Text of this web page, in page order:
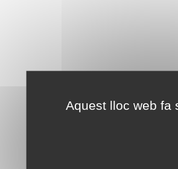
Aquest lloc web fa